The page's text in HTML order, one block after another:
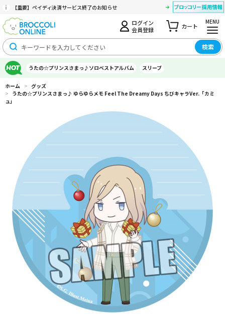
【重要】ペイディ決済サービス終了のお知らせ
ログイン
会員登録
カート
MENU
検索
うたの☆プリンスさまっ♪ソロベストアルバム スリーブ
ホーム > グッズ
> うたの☆プリンスさまっ♪ ゆらゆらメモ Feel The Dreamy Days ちびキャラVer.「カミ
ュ」